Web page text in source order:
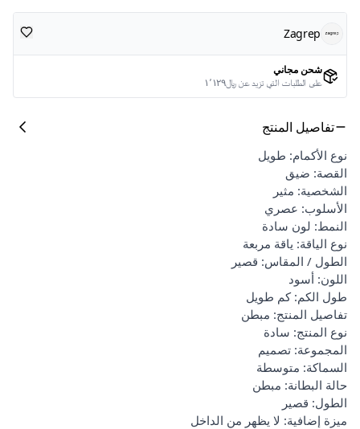
Zagrep
شحن مجاني
على الطلبات التي تزيد عن ﷼١٬١٢٩
تفاصيل المنتج
نوع الأكمام: طويل
القصة: ضيق
الشخصية: مثير
الأسلوب: عصري
النمط: لون سادة
نوع الياقة: ياقة مربعة
الطول / المقاس: قصير
اللون: أسود
طول الكم: كم طويل
تفاصيل المنتج: مبطن
نوع المنتج: سادة
المجموعة: تصميم
السماكة: متوسطة
حالة البطانة: مبطن
الطول: قصير
ميزة إضافية: لا يظهر من الداخل